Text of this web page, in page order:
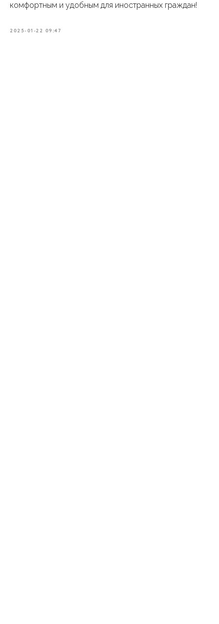
комфортным и удобным для иностранных граждан!
2025-01-22 09:47